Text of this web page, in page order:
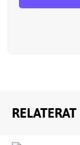
RELATERAT